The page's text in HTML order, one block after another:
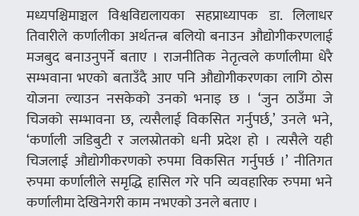
मध्यपश्चिमाञ्चल विश्वविद्यलायका सहप्राध्यापक डा. लिलाधर
तिवारीले कर्णालीका अर्थतन्त्र बलियो बनाउन औद्योगीकरणलाई
मजबुद बनाउनुपर्ने बताए । राजनीतिक नेतृत्वले कर्णालीमा धेरै
सम्भवाना भएको बताउँदै आए पनि औद्योगीकरणका लागि ठोस
योजना ल्याउन नसकेको उनको भनाइ छ । ‘जुन ठाउँमा जे
चिजको सम्भावना छ, त्यसैलाई विकसित गर्नुपर्छ,’ उनले भने,
‘कर्णाली जडिबुटी र जलस्रोतको धनी प्रदेश हो । त्यसैले यही
चिजलाई औद्योगीकरणको रुपमा विकसित गर्नुपर्छ ।’ नीतिगत
रुपमा कर्णालीले समृद्धि हासिल गरे पनि व्यवहारिक रुपमा भने
कर्णालीमा देखिनेगरी काम नभएको उनले बताए ।